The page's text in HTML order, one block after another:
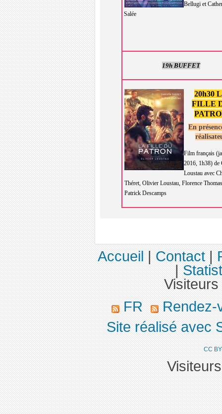
Bellugi et
Salée
19h BUFFET
20h30
FILLE
En
Film français
2016, 1h38) de
Loustau avec
Théret, Olivier Loustau, Florence
Patrick Descamps
Accueil|Contact|
|
FR
Rendez-
Site réalisé avec
CC